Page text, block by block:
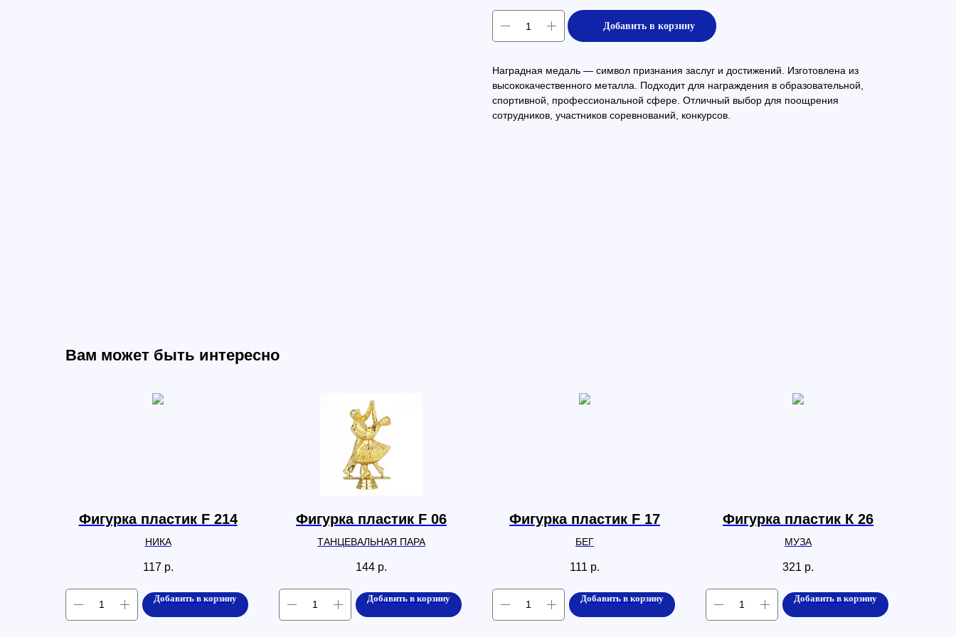
Добавить в корзину
Наградная медаль — символ признания заслуг и достижений. Изготовлена из
высококачественного металла. Подходит для награждения в образовательной,
спортивной, профессиональной сфере. Отличный выбор для поощрения
сотрудников, участников соревнований, конкурсов.
Вам может быть интересно
Фигурка пластик F 214
НИКА
117 р.
Добавить в корзину
Фигурка пластик F 06
ТАНЦЕВАЛЬНАЯ ПАРА
144 р.
Добавить в корзину
Фигурка пластик F 17
БЕГ
111 р.
Добавить в корзину
Фигурка пластик К 26
МУЗА
321 р.
Добавить в корзину